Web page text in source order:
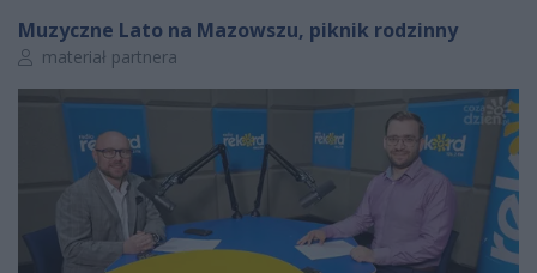
Muzyczne Lato na Mazowszu, piknik rodzinny
Autor artykułu:
materiał partnera